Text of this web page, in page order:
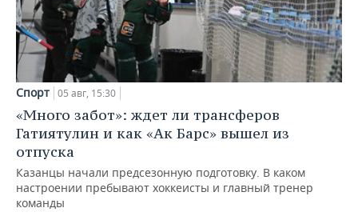
Спорт 05 авг, 15:30
«Много забот»: ждет ли трансферов
Гатиятулин и как «Ак Барс» вышел из
отпуска
Казанцы начали предсезонную подготовку. В каком
настроении пребывают хоккеисты и главный тренер
команды